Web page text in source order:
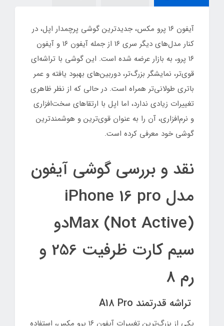
آیفون ۱۶ پرو مکس، جدیدترین گوشی پرچمدار اپل، در
کنار مدل‌های دیگر سری ۱۶ از جمله آیفون ۱۶ و آیفون
۱۶ پرو، به بازار عرضه شده است. این گوشی با تراشه‌ای
قوی‌تر، نمایشگر بزرگ‌تر، دوربین‌های بهبود یافته و عمر
باتری طولانی‌تر همراه است. در حالی که از نظر ظاهری
تغییرات زیادی ندارد، اما اپل با ارتقاهای سخت‌افزاری
و نرم‌افزاری، آن را به عنوان قوی‌ترین و هوشمندترین
گوشی خود معرفی کرده است.
نقد و بررسی گوشی آیفون
مدل iPhone 16 pro
Max (Not Active)دو
سیم‌ کارت ظرفیت 256 و
رم 8
تراشه قدرتمند A18 Pro